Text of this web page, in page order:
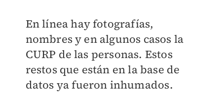
En línea hay fotografías,
nombres y en algunos casos la
CURP de las personas. Estos
restos que están en la base de
datos ya fueron inhumados.